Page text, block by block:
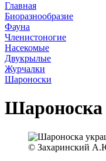
Главная
Биоразнообразие
Фауна
Членистоногие
Насекомые
Двукрылые
Журчалки
Шароноски
© Захаринский